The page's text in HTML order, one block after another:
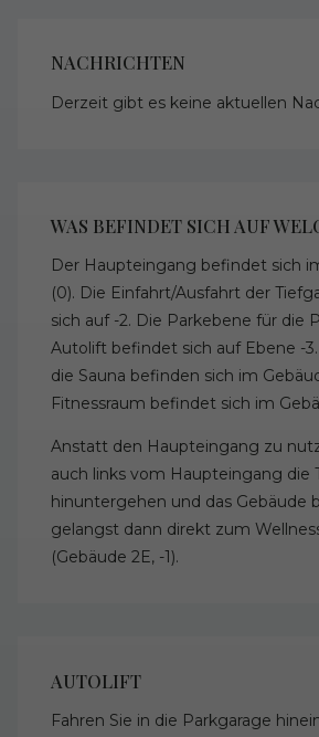
NACHRICHTEN
Derzeit gibt es keine aktuellen
WAS BEFINDET SICH AUF
Der Haupteingang befindet sich
(0). Die Einfahrt/Ausfahrt der
sich auf -2. Die Parkebene für die
Autolift befindet sich auf Ebene -
die Sauna befinden sich im
Fitnessraum befindet sich im
Anstatt den Haupteingang zu
auch links vom Haupteingang die
hinuntergehen und das Gebäude
gelangst dann direkt zum
(Gebäude 2E, -1).
AUTOLIFT
Fahren Sie in die Parkgarage